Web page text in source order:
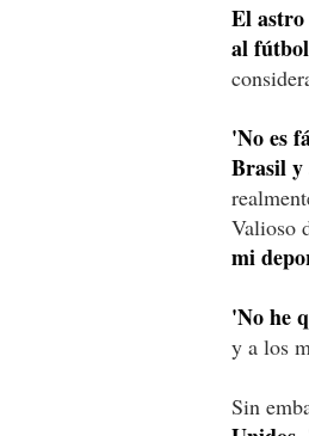
El
al
'No es
Brasil y
Valioso
mi
'No he
y a los
Sin